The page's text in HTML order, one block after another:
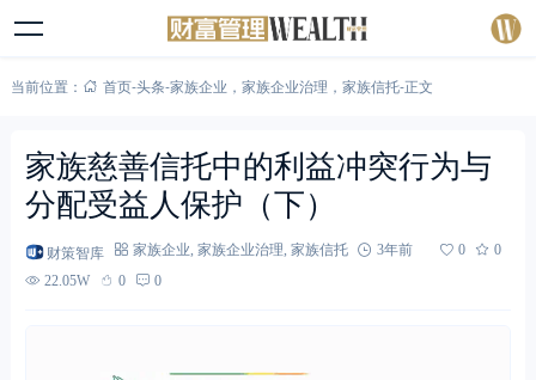
当前位置： 首页-头条-家族企业 ， 家族企业治理 ， 家族信托-正文
家族慈善信托中的利益冲突行为与
分配受益人保护（下）
财策智库 家族企业 家族企业治理 家族信托 3年前 0
0
22.05W
0 0